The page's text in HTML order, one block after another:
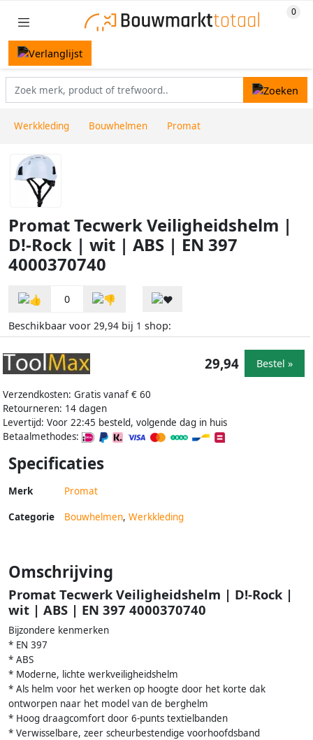
Werkkleding Bouwhelmen Promat
Promat Tecwerk Veiligheidshelm |
D!-Rock | wit | ABS | EN 397
4000370740
0
Beschikbaar voor 29,94 bij 1 shop:
Verzendkosten: Gratis vanaf € 60
Retourneren: 14 dagen
Levertijd: Voor 22:45 besteld, volgende dag in huis
Betaalmethodes:
29,94 Bestel »
Specificaties
Merk Promat
Categorie Bouwhelmen, Werkkleding
Omschrijving
Promat Tecwerk Veiligheidshelm | D!-Rock |
wit | ABS | EN 397 4000370740
Bijzondere kenmerken
* EN 397
* ABS
* Moderne, lichte werkveiligheidshelm
* Als helm voor het werken op hoogte door het korte dak
ontworpen naar het model van de berghelm
* Hoog draagcomfort door 6-punts textielbanden
* Verwisselbare, zeer scheurbestendige voorhoofdsband